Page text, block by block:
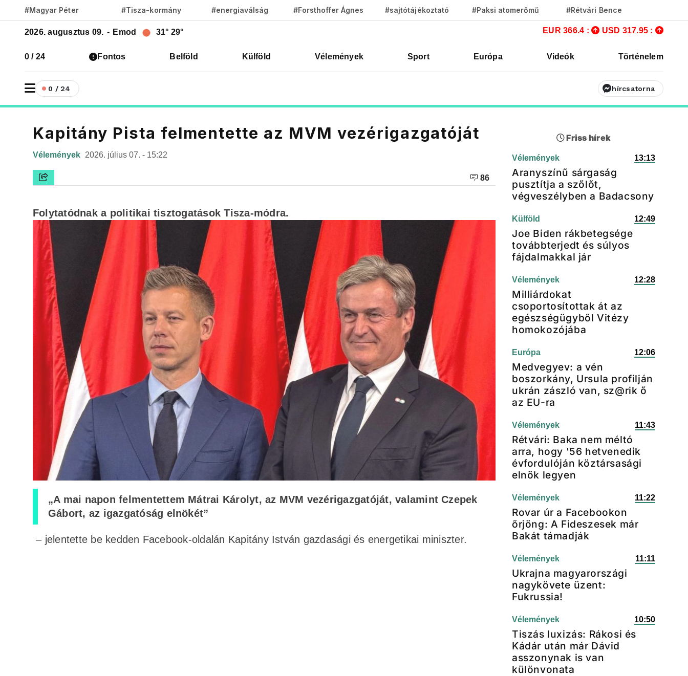
#Magyar Péter #Tisza-kormány #energiaválság #Forsthoffer Ágnes #sajtótájékoztató #Paksi atomerőmű #Rétvári Bence
2026. augusztus 09. - Emod 31° 29° EUR 366.4 : USD 317.95 :
0 / 24 Fontos Belföld Külföld Vélemények Sport Európa Videók Történelem
0 / 24 hírcsatorna
Kapitány Pista felmentette az MVM vezérigazgatóját
Vélemények 2026. július 07. - 15:22
86
Folytatódnak a politikai tisztogatások Tisza-módra.
„A mai napon felmentettem Mátrai Károlyt, az MVM vezérigazgatóját, valamint Czepek
Gábort, az igazgatóság elnökét”
– jelentette be kedden Facebook-oldalán Kapitány István gazdasági és energetikai miniszter.
Friss hírek
Vélemények 13:13
Aranyszínű sárgaság
pusztítja a szőlőt,
végveszélyben a Badacsony
Külföld 12:49
Joe Biden rákbetegsége
továbbterjedt és súlyos
fájdalmakkal jár
Vélemények 12:28
Milliárdokat
csoportosítottak át az
egészségügyből Vitézy
homokozójába
Európa 12:06
Medvegyev: a vén
boszorkány, Ursula profilján
ukrán zászló van, sz@rik ő
az EU-ra
Vélemények 11:43
Rétvári: Baka nem méltó
arra, hogy '56 hetvenedik
évfordulóján köztársasági
elnök legyen
Vélemények 11:22
Rovar úr a Facebookon
őrjöng: A Fideszesek már
Bakát támadják
Vélemények 11:11
Ukrajna magyarországi
nagykövete üzent:
Fukrussia!
Vélemények 10:50
Tiszás luxizás: Rákosi és
Kádár után már Dávid
asszonynak is van
különvonata